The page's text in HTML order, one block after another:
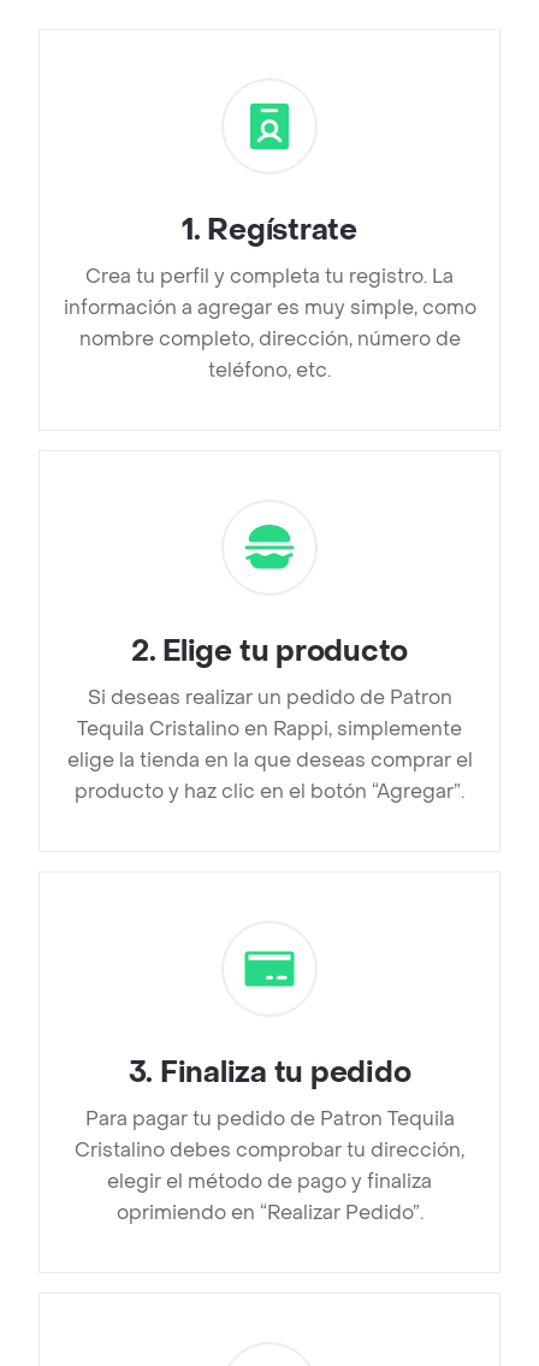
1. Regístrate
Crea tu perfil y completa tu registro. La
información a agregar es muy simple, como
nombre completo, dirección, número de
teléfono, etc.
2. Elige tu producto
Si deseas realizar un pedido de Patron
Tequila Cristalino en Rappi, simplemente
elige la tienda en la que deseas comprar el
producto y haz clic en el botón “Agregar”.
3. Finaliza tu pedido
Para pagar tu pedido de Patron Tequila
Cristalino debes comprobar tu dirección,
elegir el método de pago y finaliza
oprimiendo en “Realizar Pedido”.